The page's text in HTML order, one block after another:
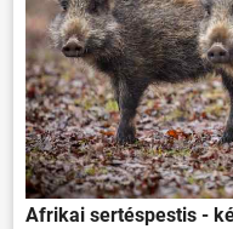
Afrikai sertéspestis -